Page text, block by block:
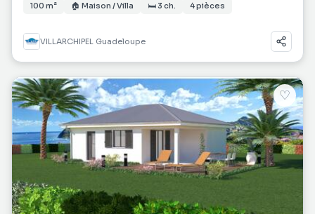
100 m² 🏠 Maison / Villa 🛏 3 ch. 4 pièces
VILLARCHIPEL Guadeloupe
♡